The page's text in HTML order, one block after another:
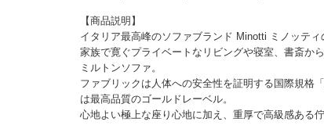
【商品説明】
イタリア最高峰のソファブランド Minotti ミノッティ
家族で寛ぐプライベートなリビングや寝室、書斎か
ミルトンソファ。
ファブリックは人体への安全性を証明する国際規格
は最高品質のゴールドレーベル。
心地よい極上な座り心地に加え、重厚で高級感ある